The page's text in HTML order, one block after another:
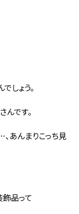
しょう。
んです。
あんまりこっち見
品って